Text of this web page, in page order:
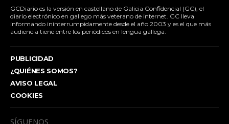
GCDiario es la versión en castellano de Galicia Confidencial (GC), el
diario electrónico en gallego más veterano de internet. GC lleva
informando ininterrumpidamente desde el año 2003 y es el que más
audiencia tiene entre los periódicos en lengua gallega.
PUBLICIDAD
¿QUIÉNES SOMOS?
AVISO LEGAL
COOKIES
SÍGUENOS